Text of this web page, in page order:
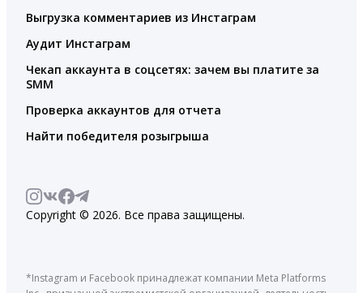
Выгрузка комментариев из Инстаграм
Аудит Инстаграм
Чекап аккаунта в соцсетях: зачем вы платите за
SMM
Проверка аккаунтов для отчета
Найти победителя розыгрыша
Copyright © 2026. Все права защищены.
*Instagram и Facebook принадлежат компании Meta Platforms